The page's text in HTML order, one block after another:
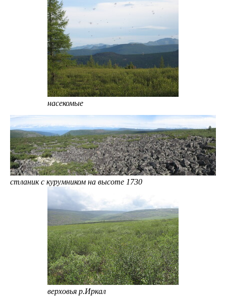
насекомые
стланик с курумником на высоте 1730
верховья р.Иркал